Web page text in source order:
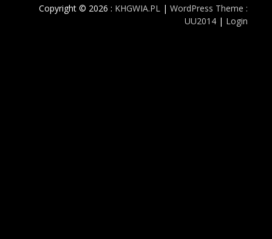
Copyright © 2026 : KHGWIA.PL | WordPress Theme :
UU2014 | Login